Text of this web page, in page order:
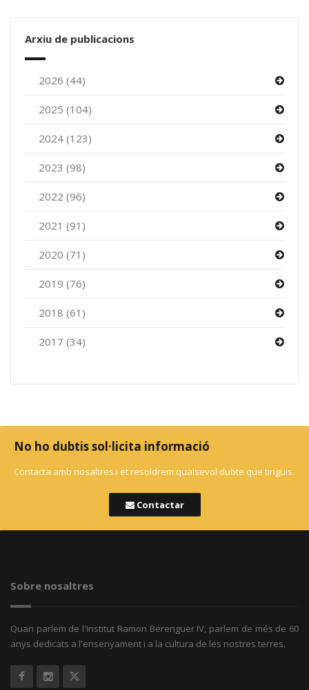
Arxiu de publicacions
2026 (44)
2025 (104)
2024 (123)
2023 (98)
2022 (96)
2021 (91)
2020 (71)
2019 (76)
2018 (61)
2017 (34)
No ho dubtis sol·licita informació
Contacta amb nosaltres i et resoldrem qualsevol dubte que tinguis.
Contactar
Sobre nosaltres
Quan parlem de l'Institut Ramon Berenguer IV, parlem de més de 60
anys dedicats a l'ensenyament i a la cultura de les nostres terres.